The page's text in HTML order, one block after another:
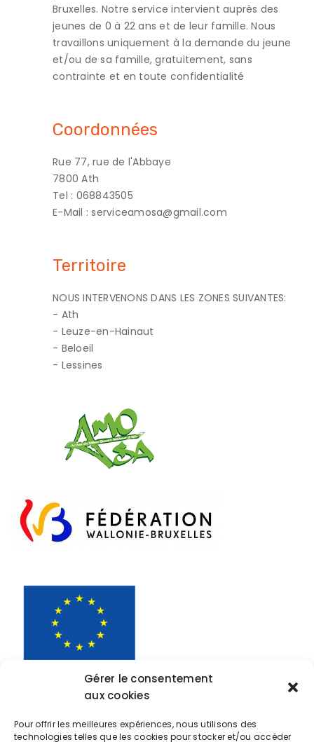
Gérer le consentement
aux cookies
Pour offrir les meilleures expériences, nous utilisons des
technologies telles que les cookies pour stocker et/ou accéder
Bruxelles. Notre service intervient auprès des
jeunes de 0 à 22 ans et de leur famille. Nous
travaillons uniquement à la demande du jeune
et/ou de sa famille, gratuitement, sans
contrainte et en toute confidentialité
Coordonnées
Rue 77, rue de l'Abbaye
7800 Ath
Tel : 068843505
E-Mail : serviceamosa@gmail.com
Territoire
NOUS INTERVENONS DANS LES ZONES SUIVANTES:
- Ath
- Leuze-en-Hainaut
- Beloeil
- Lessines